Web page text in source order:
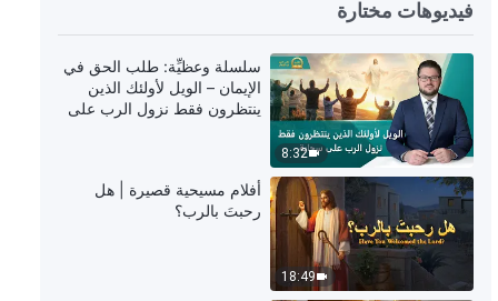
8:47
كلمات الله اليومية: الدخول إلى الحياة |
اقتباس 489
8:59
كلمات الله اليومية: الدخول إلى الحياة |
اقتباس 490
فيديوهات مختارة
8:32
سلسلة وعظيِّة: طلب الحق في
الإيمان – الويل لأولئك الذين
ينتظرون فقط نزول الرب على
18:49
أفلام مسيحية قصيرة | هل
رحبتَ بالرب؟